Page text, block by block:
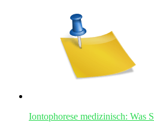
Iontophorese medizinisch: Was